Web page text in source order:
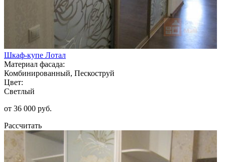
Шкаф-купе Лотал
Материал фасада:
Комбинированный, Пескоструй
Цвет:
Светлый
от 36 000 руб.
Рассчитать